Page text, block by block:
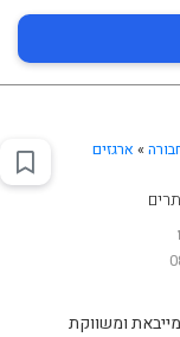
» ארגזים
ומשווקת